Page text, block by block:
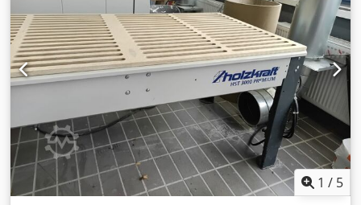
1 / 5